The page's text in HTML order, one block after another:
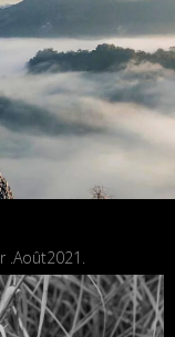
.Août2021.